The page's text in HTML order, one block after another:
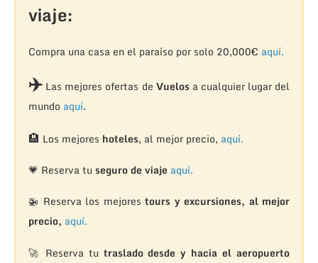
viaje:
Compra una casa en el paraíso por solo 20,000€ aquí.
✈️Las mejores ofertas de Vuelosa cualquier lugar del
mundo aquí.
🏨 Los mejores hoteles, al mejor precio, aquí.
💗 Reserva tu seguro de viaje aquí.
🚁 Reserva los mejorestours y excursiones, al mejor
precio, aquí.
🚀 Reserva tu traslado desde y hacia el aeropuerto